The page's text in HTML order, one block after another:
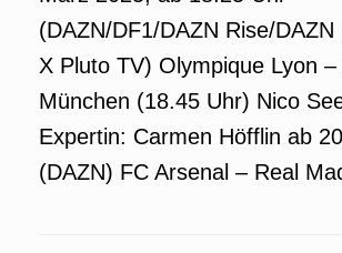
(DAZN/DF1/DAZN Rise/DAZN
X Pluto TV) Olympique Lyon
München (18.45 Uhr) Nico
Expertin: Carmen Höfflin ab
(DAZN) FC Arsenal – Real